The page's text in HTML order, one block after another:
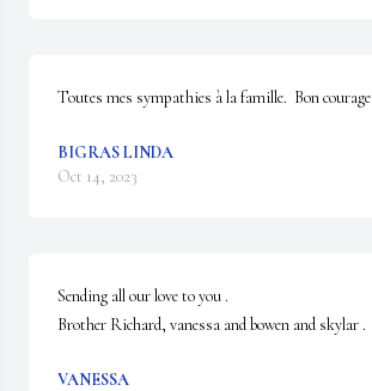
Toutes mes sympathies à la famille.  Bon courage
BIGRAS LINDA
Oct 14, 2023
Sending all our love to you .
Brother Richard, vanessa and bowen and skylar .
VANESSA